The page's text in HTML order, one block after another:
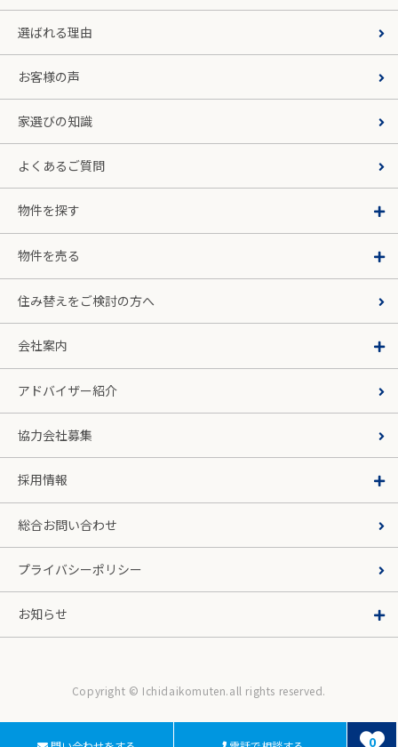
選ばれる理由
お客様の声
家選びの知識
よくあるご質問
物件を探す
物件を売る
住み替えをご検討の方へ
会社案内
アドバイザー紹介
協力会社募集
採用情報
総合お問い合わせ
プライバシーポリシー
お知らせ
Copyright © Ichidaikomuten.all rights reserved.
0